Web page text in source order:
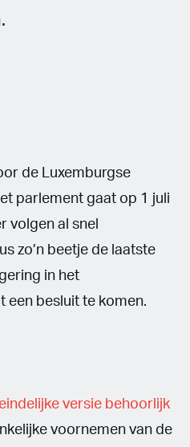
de Luxemburgse
parlement gaat op 1 juli
volgen al snel
zo’n beetje de laatste
in het
besluit te komen.
versie behoorlijk
voornemen van de